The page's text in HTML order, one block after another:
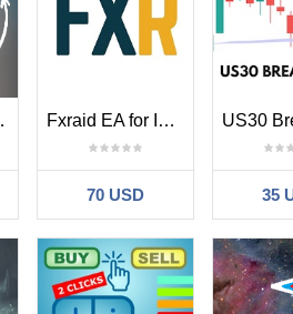
Fxraid EA for Intraday Trading
70 USD 35